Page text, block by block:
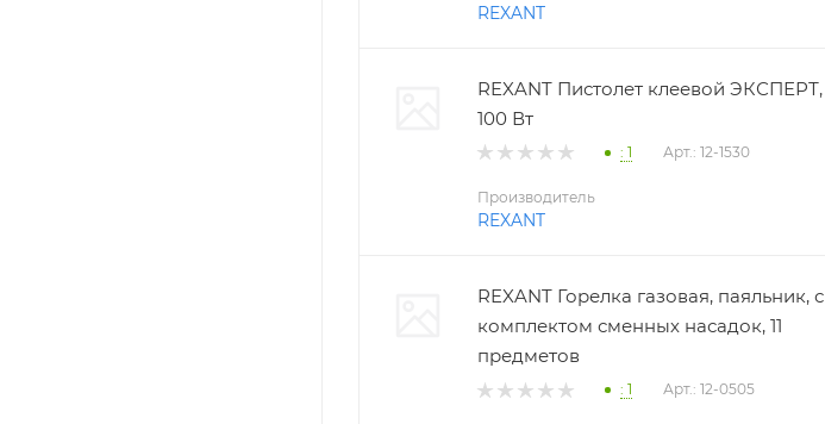
REXANT
REXANT Пистолет клеевой ЭКСПЕРТ,
100 Вт
: 1 Арт.: 12-1530
Производитель
REXANT
REXANT Горелка газовая, паяльник, с
комплектом сменных насадок, 11
предметов
: 1 Арт.: 12-0505